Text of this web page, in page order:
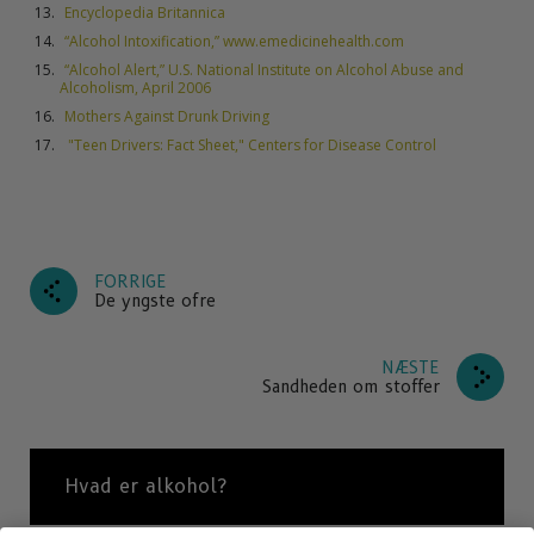
Encyclopedia Britannica
“Alcohol Intoxification,” www.emedicinehealth.com
“Alcohol Alert,” U.S. National Institute on Alcohol Abuse and
Alcoholism, April 2006
Mothers Against Drunk Driving
"Teen Drivers: Fact Sheet," Centers for Disease Control
FORRIGE
De yngste ofre
NÆSTE
Sandheden om stoffer
Hvad er alkohol?